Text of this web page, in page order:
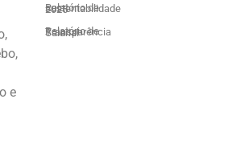
e
Relatório de sustentabilidade 2025
Relatório de Transparência Salarial